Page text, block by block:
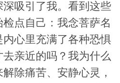
吸引了我。看到这些
点自己：我念菩萨名
心里充满了各种恐惧
亲近的吗？我为什么
除痛苦、安静心灵，